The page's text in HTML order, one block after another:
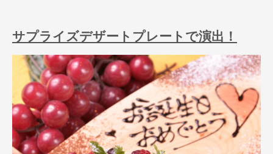
サプライズデザートプレートで演出！